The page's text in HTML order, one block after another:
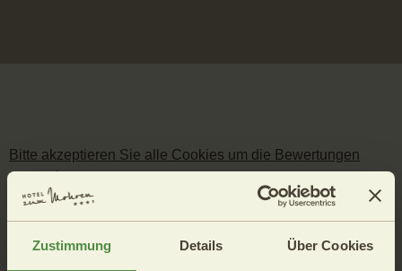
Zustimmung Details Über Cookies
Bitte akzeptieren Sie alle Cookies um die Bewertungen
anzusehen.